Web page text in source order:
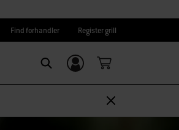
Find forhandler Register grill
Log ind/
tilmeld dig